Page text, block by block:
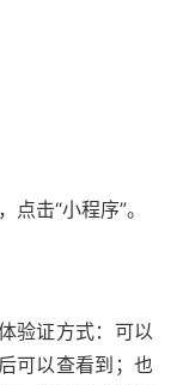
击“小程序”。
验证方式：可以
可以查看到；也